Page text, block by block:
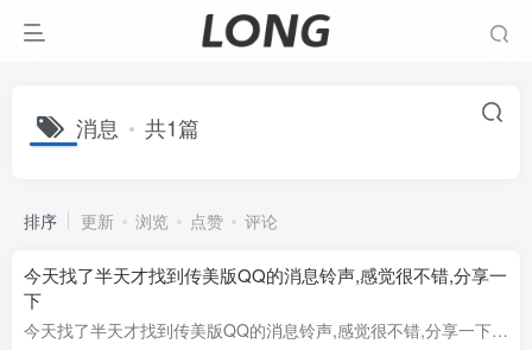
消息 共1篇
排序 更新 浏览 点赞 评论
今天找了半天才找到传美版QQ的消息铃声,感觉很不错,分享一
下
今天找了半天才找到传美版QQ的消息铃声,感觉很不错,分享一下,不知道大家用过传美QQ没有,曾经风靡一时的外|挂QQ,可以显IP和隐身的..哈哈,虽然最后还是被腾讯都封禁了,不过确实还蛮不错的.....当...